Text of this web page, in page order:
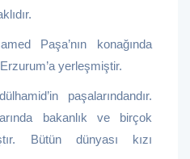
Paşa’nın konağında
yerleşmiştir.
paşalarındandır.
bakanlık ve birçok
Bütün dünyası kızı